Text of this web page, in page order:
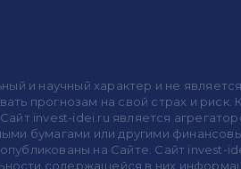
и научный характер и не
прогнозам на свой страх и риск.
invest-idei.ru является
бумагами или другими
на Сайте. Сайт invest-
содержащейся в них